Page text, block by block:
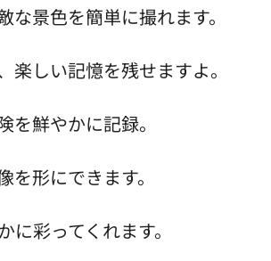
な景色を簡単に撮れます。
楽しい記憶を残せますよ。
を鮮やかに記録。
を形にできます。
に彩ってくれます。